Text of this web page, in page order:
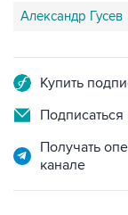
Александр Гусев
Купить
Подписаться
Получать
канале